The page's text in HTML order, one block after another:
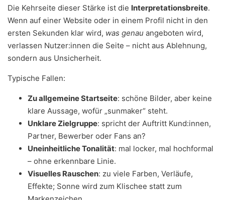
Die Kehrseite dieser Stärke ist die Interpretationsbreite.
Wenn auf einer Website oder in einem Profil nicht in den
ersten Sekunden klar wird, was genau angeboten wird,
verlassen Nutzer:innen die Seite – nicht aus Ablehnung,
sondern aus Unsicherheit.
Typische Fallen:
Zu allgemeine Startseite: schöne Bilder, aber keine
klare Aussage, wofür „sunmaker“ steht.
Unklare Zielgruppe: spricht der Auftritt Kund:innen,
Partner, Bewerber oder Fans an?
Uneinheitliche Tonalität: mal locker, mal hochformal
– ohne erkennbare Linie.
Visuelles Rauschen: zu viele Farben, Verläufe,
Effekte; Sonne wird zum Klischee statt zum